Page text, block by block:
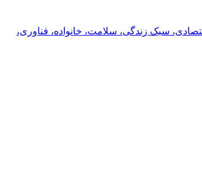
سبک زندگی، سلامت، خانواده، فناوری،